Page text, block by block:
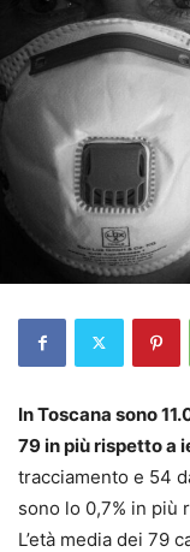
In Toscana sono
79 in più rispetto a
tracciamento e 54
sono lo 0,7% in più
L’età media dei 79